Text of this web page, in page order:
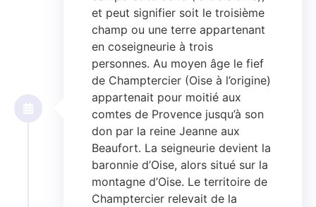
et peut signifier soit le troisième
champ ou une terre appartenant
en coseigneurie à trois
personnes. Au moyen âge le fief
de Champtercier (Oise à l’origine)
appartenait pour moitié aux
comtes de Provence jusqu’à son
don par la reine Jeanne aux
Beaufort. La seigneurie devient la
baronnie d’Oise, alors situé sur la
montagne d’Oise. Le territoire de
Champtercier relevait de la